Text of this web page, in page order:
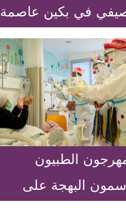
في بكين عاصمة
الطبيون
البهجة على